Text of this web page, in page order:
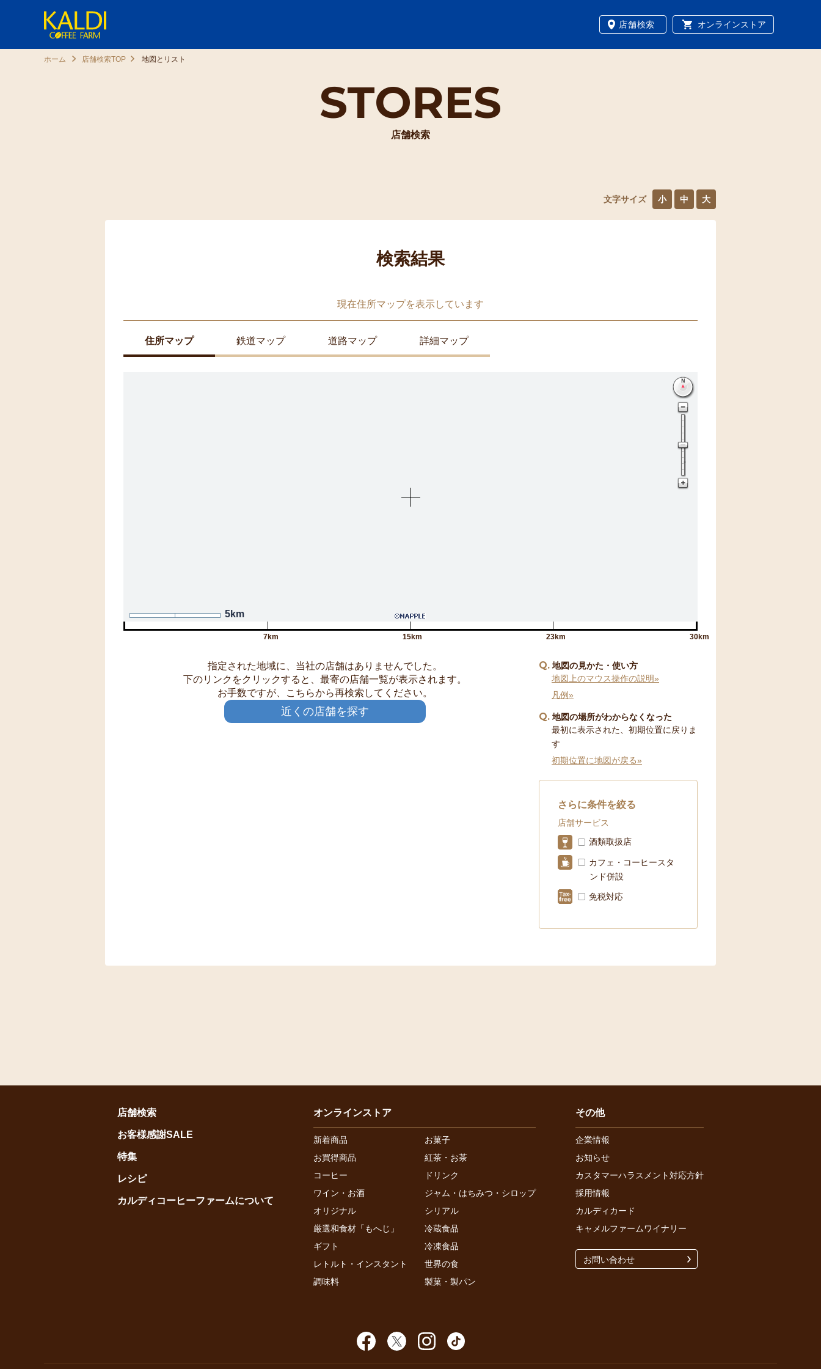
店舗検索 オンラインストア
STORES
店舗検索
ホーム 店舗検索TOP 地図とリスト
文字サイズ 小 中 大
検索結果
現在住所マップを表示しています
住所マップ 鉄道マップ 道路マップ 詳細マップ
5km
7km 15km 23km 30km
指定された地域に、当社の店舗はありませんでした。
下のリンクをクリックすると、最寄の店舗一覧が表示されます。
お手数ですが、こちらから再検索してください。
近くの店舗を探す
Q 地図の見かた・使い方
地図上のマウス操作の説明»
凡例»
Q 地図の場所がわからなくなった
最初に表示された、初期位置に戻りま
す
初期位置に地図が戻る»
さらに条件を絞る
店舗サービス
酒類取扱店
カフェ・コーヒースタ
ンド併設
免税対応
店舗検索
お客様感謝SALE
特集
レシピ
カルディコーヒーファームについて
オンラインストア
新着商品
お菓子
お買得商品
紅茶・お茶
コーヒー
ドリンク
ワイン・お酒
ジャム・はちみつ・シロップ
オリジナル
シリアル
厳選和食材「もへじ」
冷蔵食品
ギフト
冷凍食品
レトルト・インスタント
世界の食
調味料
製菓・製パン
その他
企業情報
お知らせ
カスタマーハラスメント対応方針
採用情報
カルディカード
キャメルファームワイナリー
お問い合わせ